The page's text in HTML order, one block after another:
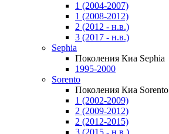
1 (2004-2007)
1 (2008-2012)
2 (2012 - н.в.)
3 (2017 - н.в.)
Sephia
Поколения Киа Sephia
1995-2000
Sorento
Поколения Киа Sorento
1 (2002-2009)
2 (2009-2012)
2 (2012-2015)
3 (2015 - н.в.)